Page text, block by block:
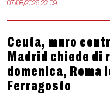
07/08/2026 22:09
Ceuta, muro
Madrid chiede
domenica, Roma
Ferragosto